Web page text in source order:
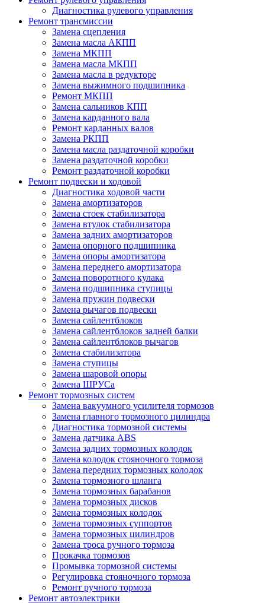
Диагностика рулевого управления
Ремонт трансмиссии
Замена сцепления
Замена масла АКПП
Замена МКПП
Замена масла МКПП
Замена масла в редукторе
Замена выжимного подшипника
Ремонт МКПП
Замена сальников КПП
Замена карданного вала
Ремонт карданных валов
Замена РКПП
Замена масла раздаточной коробки
Замена раздаточной коробки
Ремонт раздаточной коробки
Ремонт подвески и ходовой
Диагностика ходовой части
Замена амортизаторов
Замена стоек стабилизатора
Замена втулок стабилизатора
Замена задних амортизаторов
Замена опорного подшипника
Замена опоры амортизатора
Замена переднего амортизатора
Замена поворотного кулака
Замена подшипника ступицы
Замена пружин подвески
Замена рычагов подвески
Замена сайлентблоков
Замена сайлентблоков задней балки
Замена сайлентблоков рычагов
Замена стабилизатора
Замена ступицы
Замена шаровой опоры
Замена ШРУСа
Ремонт тормозных систем
Замена вакуумного усилителя тормозов
Замена главного тормозного цилиндра
Диагностика тормозной системы
Замена датчика ABS
Замена задних тормозных колодок
Замена колодок стояночного тормоза
Замена передних тормозных колодок
Замена тормозного шланга
Замена тормозных барабанов
Замена тормозных дисков
Замена тормозных колодок
Замена тормозных суппортов
Замена тормозных цилиндров
Замена троса ручного тормоза
Прокачка тормозов
Промывка тормозной системы
Регулировка стояночного тормоза
Ремонт ручного тормоза
Ремонт автоэлектрики